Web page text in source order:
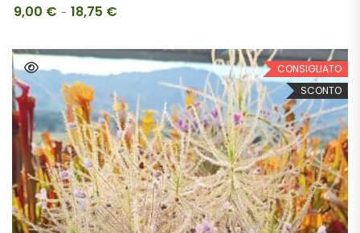
9,00 € - 18,75 €
CONSIGLIATO
SCONTO